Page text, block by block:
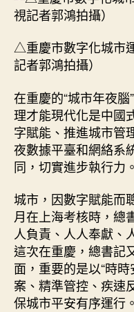
△重慶市數字化城市
記者郭鴻拍攝）
在重慶的“城市年夜
理才能現代化是中國
字賦能、推進城市管
夜數據平臺和網絡系
同，切實進步執行力。
城市，因數字賦能而
月在上海考核時，總
人負責、人人奉獻、
這次在重慶，總書記
面，重要的是以“時
案、精準管控、疾速
保城市平安有序運行。